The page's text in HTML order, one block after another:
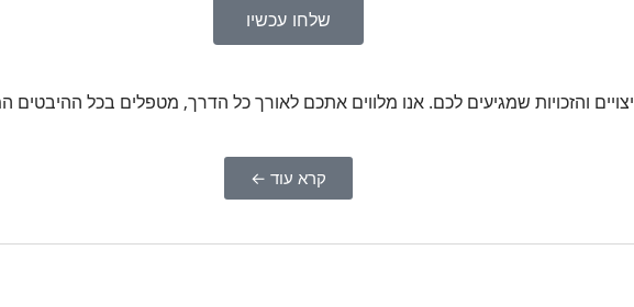
שלחו עכשיו
והזכויות שמגיעים לכם. אנו מלווים אתכם לאורך כל הדרך, מטפלים בכל ההיבטים
קרא עוד ←